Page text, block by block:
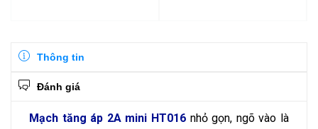
Thông tin
Đánh giá
Mạch tăng áp 2A mini HT016 nhỏ gọn, ngõ vào là